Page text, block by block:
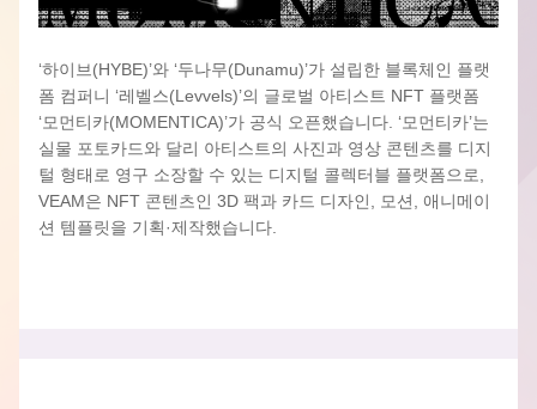
‘하이브(HYBE)’와 ‘두나무(Dunamu)’가 설립한 블록체인 플랫
폼 컴퍼니 ‘레벨스(Levvels)’의 글로벌 아티스트 NFT 플랫폼
‘모먼티카(MOMENTICA)’가 공식 오픈했습니다. ‘모먼티카’는
실물 포토카드와 달리 아티스트의 사진과 영상 콘텐츠를 디지
털 형태로 영구 소장할 수 있는 디지털 콜렉터블 플랫폼으로,
VEAM은 NFT 콘텐츠인 3D 팩과 카드 디자인, 모션, 애니메이
션 템플릿을 기획·제작했습니다.